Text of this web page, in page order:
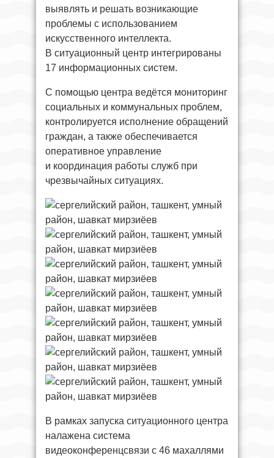
выявлять и решать возникающие
проблемы с использованием
искусственного интеллекта.
В ситуационный центр интегрированы
17 информационных систем.
С помощью центра ведётся мониторинг
социальных и коммунальных проблем,
контролируется исполнение обращений
граждан, а также обеспечивается
оперативное управление
и координация работы служб при
чрезвычайных ситуациях.
В рамках запуска ситуационного центра
налажена система
видеоконференцсвязи с 46 махаллями